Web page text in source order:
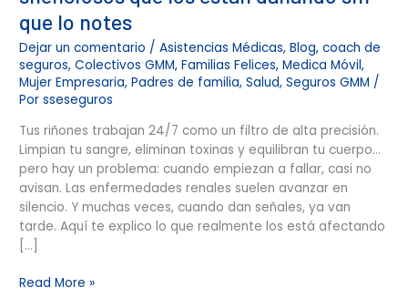
que lo notes
Dejar un comentario /Asistencias Médicas,Blog,coach de
seguros,Colectivos GMM,Familias Felices,Medica Móvil,
Mujer Empresaria,Padres de familia,Salud,Seguros GMM /
Porsseseguros
Tus riñones trabajan 24/7 como un filtro de alta precisión.
Limpian tu sangre, eliminan toxinas y equilibran tu cuerpo…
pero hay un problema: cuando empiezan a fallar, casi no
avisan. Las enfermedades renales suelen avanzar en
silencio. Y muchas veces, cuando dan señales, ya van
tarde. Aquí te explico lo que realmente los está afectando
[…]
Read More »